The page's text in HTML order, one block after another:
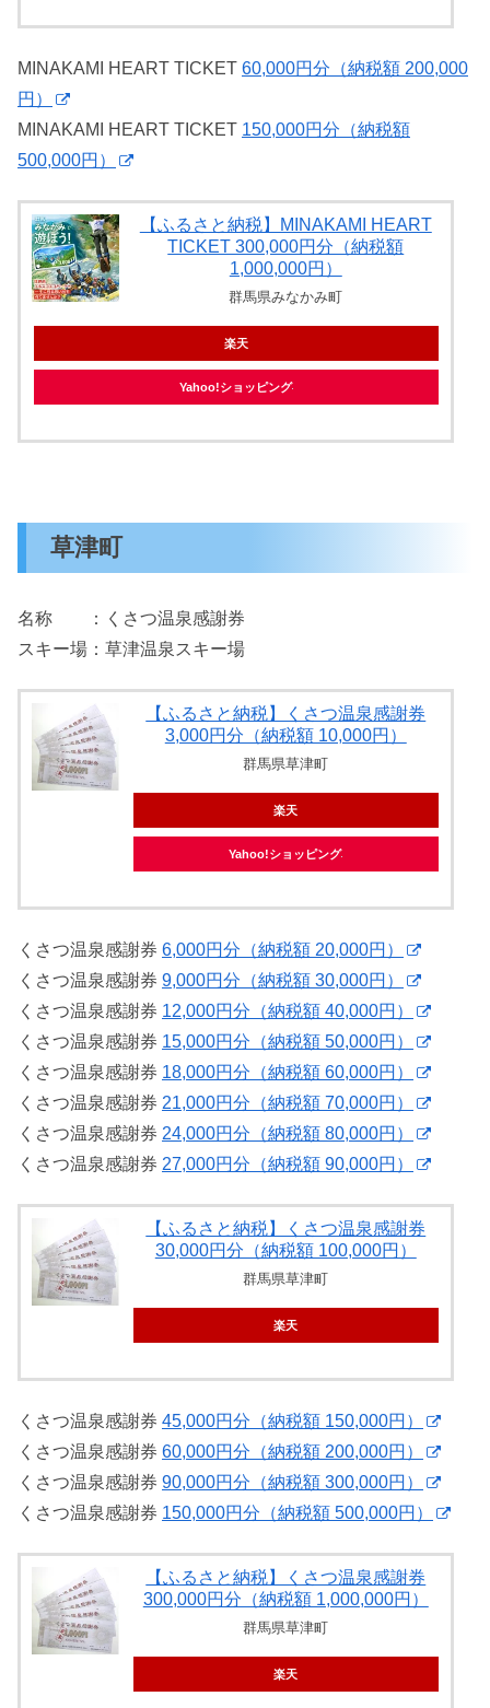
MINAKAMI HEART TICKET 60,000円分（納税額 200,000
円）
MINAKAMI HEART TICKET 150,000円分（納税額
500,000円）
【ふるさと納税】MINAKAMI HEART
TICKET 300,000円分（納税額
1,000,000円）
群馬県みなかみ町
楽天
Yahoo!ショッピング
草津町
名称 ：くさつ温泉感謝券
スキー場：草津温泉スキー場
【ふるさと納税】くさつ温泉感謝券
3,000円分（納税額 10,000円）
群馬県草津町
楽天
Yahoo!ショッピング
くさつ温泉感謝券 6,000円分（納税額 20,000円）
くさつ温泉感謝券 9,000円分（納税額 30,000円）
くさつ温泉感謝券 12,000円分（納税額 40,000円）
くさつ温泉感謝券 15,000円分（納税額 50,000円）
くさつ温泉感謝券 18,000円分（納税額 60,000円）
くさつ温泉感謝券 21,000円分（納税額 70,000円）
くさつ温泉感謝券 24,000円分（納税額 80,000円）
くさつ温泉感謝券 27,000円分（納税額 90,000円）
【ふるさと納税】くさつ温泉感謝券
30,000円分（納税額 100,000円）
群馬県草津町
楽天
くさつ温泉感謝券 45,000円分（納税額 150,000円）
くさつ温泉感謝券 60,000円分（納税額 200,000円）
くさつ温泉感謝券 90,000円分（納税額 300,000円）
くさつ温泉感謝券 150,000円分（納税額 500,000円）
【ふるさと納税】くさつ温泉感謝券
300,000円分（納税額 1,000,000円）
群馬県草津町
楽天